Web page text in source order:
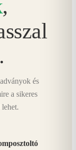
,
és
a sikeres
lehet.